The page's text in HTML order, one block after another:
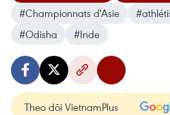
#Championnats d'Asie
#Odisha
#Inde
Theo dõi VietnamPlus